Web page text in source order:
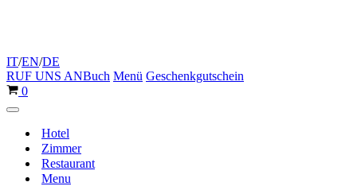
IT/EN/DE
RUF UNS ANBuch Menü Geschenkgutschein
Warenkorb
0
Navigationsmenü
Hotel
Zimmer
Restaurant
Menu